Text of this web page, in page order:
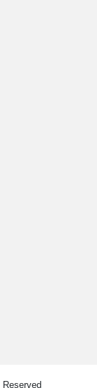
Reserved